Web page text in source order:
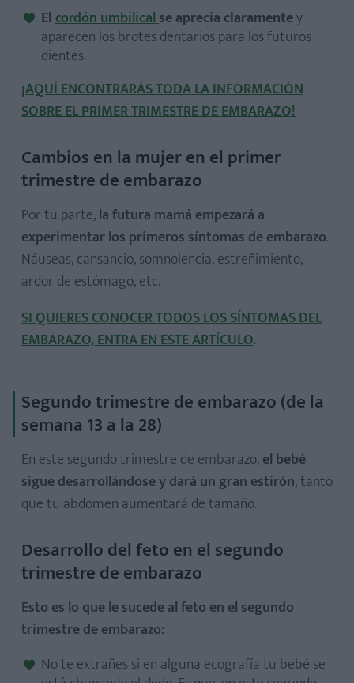
Elcordón umbilicalse aprecia claramentey
aparecen los brotes dentarios para los futuros
dientes.
¡AQUÍ ENCONTRARÁS TODA LA INFORMACIÓN
SOBRE EL PRIMER TRIMESTRE DE EMBARAZO!
Cambios en la mujer en el primer
trimestre de embarazo
Por tu parte,la futura mamá empezará a
experimentar los primeros síntomas de embarazo.
Náuseas, cansancio, somnolencia, estreñimiento,
ardor de estómago, etc.
SI QUIERES CONOCER TODOS LOS SÍNTOMAS DEL
EMBARAZO, ENTRA EN ESTE ARTÍCULO.
Segundo trimestre de embarazo (de la
semana 13 a la 28)
En este segundo trimestre de embarazo,el bebé
sigue desarrollándose y dará un gran estirón, tanto
que tu abdomen aumentará de tamaño.
Desarrollo del feto en el segundo
trimestre de embarazo
Esto es lo que le sucede al feto en el segundo
trimestre de embarazo:
No te extrañes si en alguna ecografía tu bebé se